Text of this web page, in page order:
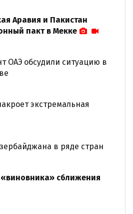
Аравия и Пакистан
пакт в Мекке
ОАЭ обсудили ситуацию в
экстремальная
в ряде стран
сближения